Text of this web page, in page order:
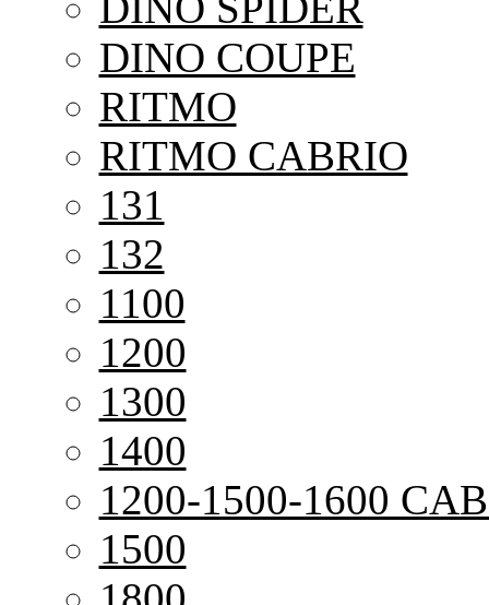
DINO COUPE
RITMO
RITMO CABRIO
131
132
1100
1200
1300
1400
1200-1500-1600
1500